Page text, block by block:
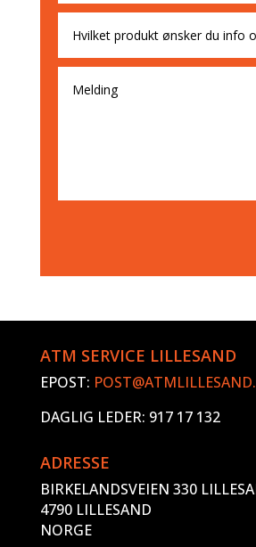
ATM SERVICE LILLESAND
EPOST:
DAGLIG LEDER: 917 17 132
ADRESSE
BIRKELANDSVEIEN 330
4790 LILLESAND
NORGE